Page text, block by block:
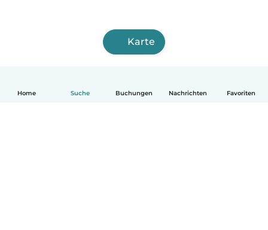
Home Suche Buchungen Nachrichten Favoriten
Karte